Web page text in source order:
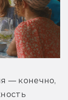
— конечно,